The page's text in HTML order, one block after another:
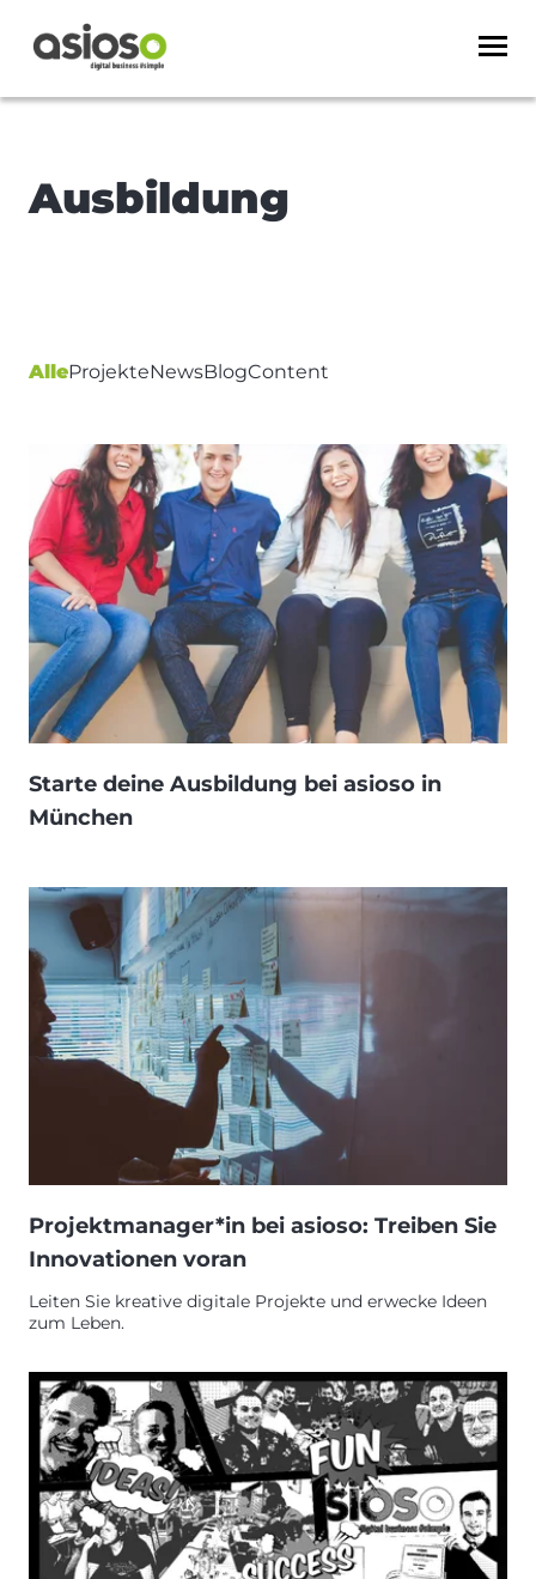
Ausbildung
AlleProjekteNewsBlogContent
Starte deine Ausbildung bei asioso in
München
Projektmanager*in bei asioso: Treiben Sie
Innovationen voran
Leiten Sie kreative digitale Projekte und erwecke Ideen
zum Leben.